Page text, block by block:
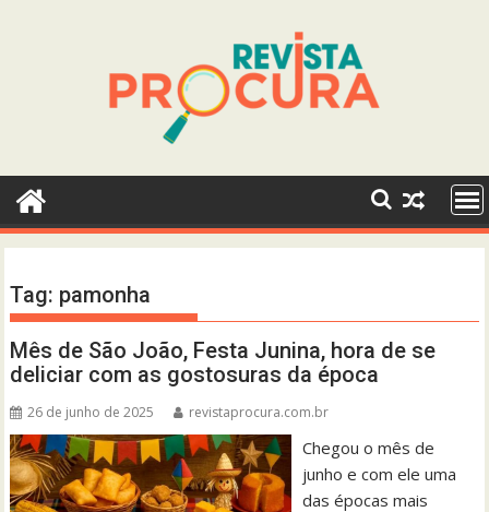
Tag: pamonha
Mês de São João, Festa Junina, hora de se
deliciar com as gostosuras da época
26 de junho de 2025 revistaprocura.com.br
Chegou o mês de
junho e com ele uma
das épocas mais